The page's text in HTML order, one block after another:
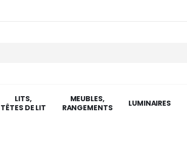
LITS,
TÊTES DE LIT
MEUBLES,
RANGEMENTS
LUMINAIRES